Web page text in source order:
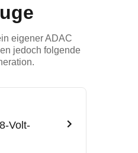
eigener ADAC
jedoch folgende
Volt-